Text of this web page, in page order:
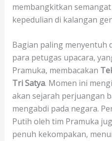
membangkitkan
kepedulian di kalangan
Bagian paling menyentuh
para petugas upacara,
Pramuka, membacakan
Tri Satya. Momen ini
akan sejarah perjuangan
mengabdi pada negara.
Putih oleh tim Pramuka
penuh kekompakan,